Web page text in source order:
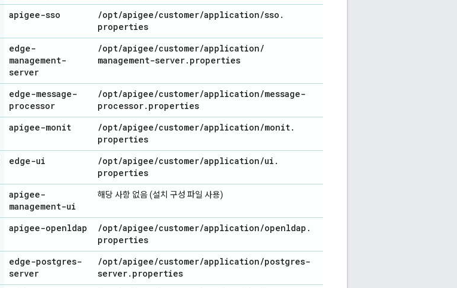
apigee-sso /opt/apigee/customer/application/sso .
properties
edge-
management-
server
/opt/apigee/customer/application/
management-server. properties
edge-message-
processor
/opt/apigee/customer/application/message-
processor. properties
apigee-monit /opt/apigee/customer/application/monit.
properties
edge-ui /opt/apigee/customer/application/ui .
properties
apigee-
management-ui
해당 사항 없음 (설치 구성 파일 사용)
apigee-openldap /opt/apigee/customer/application/openldap .
properties
edge-postgres-
server
/opt/apigee/customer/application/postgres-
server. properties